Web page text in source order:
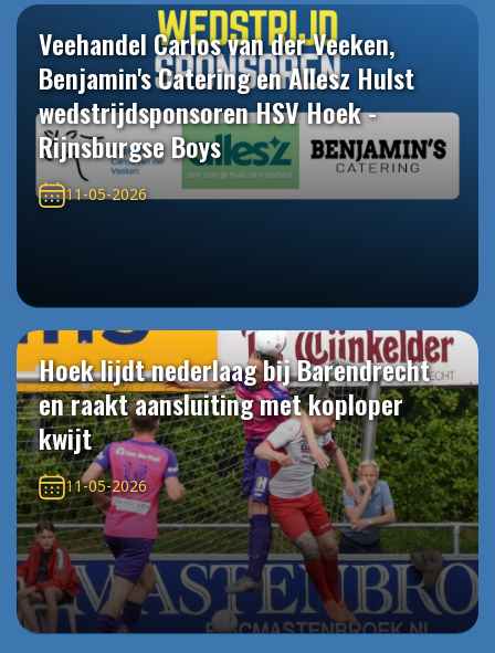
Veehandel Carlos van der Veeken,
Benjamin's Catering en Allesz Hulst
wedstrijdsponsoren HSV Hoek -
Rijnsburgse Boys
11-05-2026
Hoek lijdt nederlaag bij Barendrecht
en raakt aansluiting met koploper
kwijt
11-05-2026